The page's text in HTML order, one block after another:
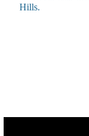
Hills.